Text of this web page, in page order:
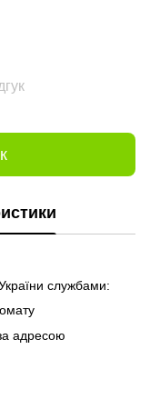
службами:
адресою